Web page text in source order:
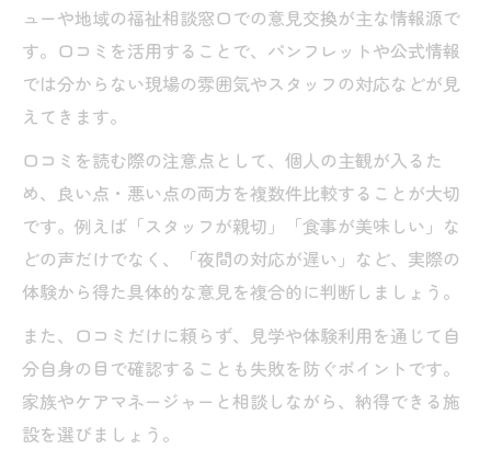
ューや地域の福祉相談窓口での意見交換が主な情報源で
す。口コミを活用することで、パンフレットや公式情報
では分からない現場の雰囲気やスタッフの対応などが見
えてきます。
口コミを読む際の注意点として、個人の主観が入るた
め、良い点・悪い点の両方を複数件比較することが大切
です。例えば「スタッフが親切」「食事が美味しい」な
どの声だけでなく、「夜間の対応が遅い」など、実際の
体験から得た具体的な意見を複合的に判断しましょう。
また、口コミだけに頼らず、見学や体験利用を通じて自
分自身の目で確認することも失敗を防ぐポイントです。
家族やケアマネージャーと相談しながら、納得できる施
設を選びましょう。